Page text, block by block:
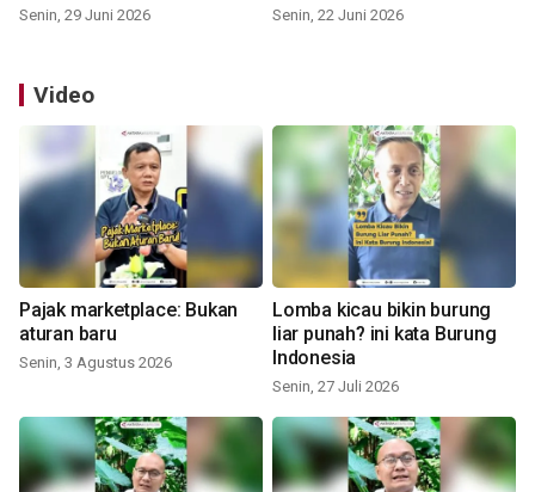
Senin, 29 Juni 2026 Senin, 22 Juni 2026
Video
Pajak marketplace: Bukan
aturan baru
Senin, 3 Agustus 2026
Lomba kicau bikin burung
liar punah? ini kata Burung
Indonesia
Senin, 27 Juli 2026